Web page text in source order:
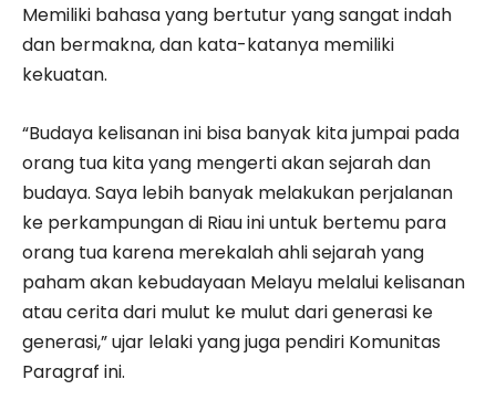
Memiliki bahasa yang bertutur yang sangat indah
dan bermakna, dan kata-katanya memiliki
kekuatan.
“Budaya kelisanan ini bisa banyak kita jumpai pada
orang tua kita yang mengerti akan sejarah dan
budaya. Saya lebih banyak melakukan perjalanan
ke perkampungan di Riau ini untuk bertemu para
orang tua karena merekalah ahli sejarah yang
paham akan kebudayaan Melayu melalui kelisanan
atau cerita dari mulut ke mulut dari generasi ke
generasi,” ujar lelaki yang juga pendiri Komunitas
Paragraf ini.